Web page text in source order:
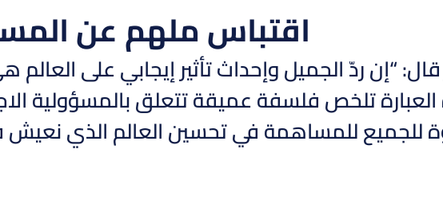
اقتباس ملهم عن
“إن ردّ الجميل وإحداث تأثير إيجابي على
تلخص فلسفة عميقة تتعلق بالمسؤولية
للجميع للمساهمة في تحسين العالم الذي